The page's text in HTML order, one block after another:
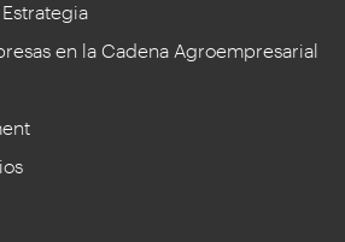
en la Cadena Agroempresarial